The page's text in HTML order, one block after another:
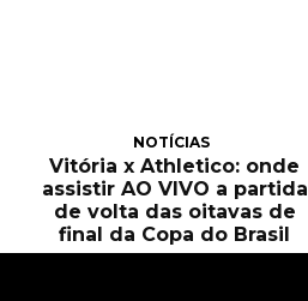
NOTÍCIAS
Vitória x Athletico: onde
assistir AO VIVO a partida
de volta das oitavas de
final da Copa do Brasil